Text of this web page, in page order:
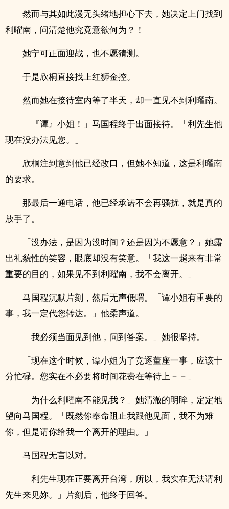
然而与其如此漫无头绪地担心下去，她决定上门找到
利曜南，问清楚他究竟意欲何为？！
她宁可正面迎战，也不愿猜测。
于是欣桐直接找上红狮金控。
然而她在接待室内等了半天，却一直见不到利曜南。
「『谭』小姐！」马国程终于出面接待。「利先生他
现在没办法见您。」
欣桐注到意到他已经改口，但她不知道，这是利曜南
的要求。
那最后一通电话，他已经承诺不会再骚扰，就是真的
放手了。
「没办法，是因为没时间？还是因为不愿意？」她露
出礼貌性的笑容，眼底却没有笑意。「我这一趟来有非常
重要的目的，如果见不到利曜南，我不会离开。」
马国程沉默片刻，然后无声低喟。「谭小姐有重要的
事，我一定代您转达。」他柔声道。
「我必须当面见到他，问到答案。」她很坚持。
「现在这个时候，谭小姐为了竞逐董座一事，应该十
分忙碌。您实在不必要将时间花费在等待上－－」
「为什么利曜南不能见我？」她清澈的明眸，定定地
望向马国程。「既然你奉命阻止我跟他见面，我不为难
你，但是请你给我一个离开的理由。」
马国程无言以对。
「利先生现在正要离开台湾，所以，我实在无法请利
先生来见妳。」片刻后，他终于回答。